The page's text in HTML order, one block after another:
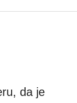
da je